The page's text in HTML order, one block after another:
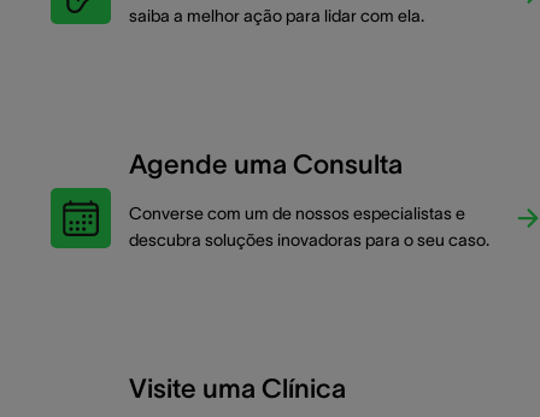
saiba a melhor ação para lidar com ela.
Agende uma Consulta
Converse com um de nossos especialistas e
descubra soluções inovadoras para o seu caso.
Visite uma Clínica